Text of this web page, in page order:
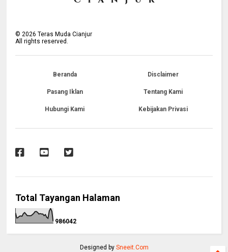
©2026 Teras Muda Cianjur
All rights reserved.
Beranda Disclaimer
Pasang Iklan Tentang Kami
Hubungi Kami Kebijakan Privasi
Total Tayangan Halaman
986042
Designed by Sneeit.Com